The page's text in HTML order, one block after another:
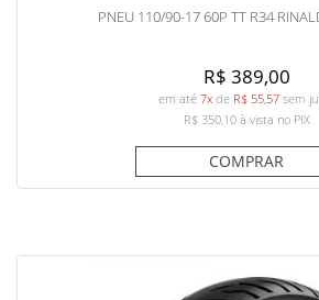
PNEU 110/90-17 60P TT R34
R$ 389,00
em até 7x de R$ 55,57 sem
R$ 350,10à vista no PIX
COMPRAR